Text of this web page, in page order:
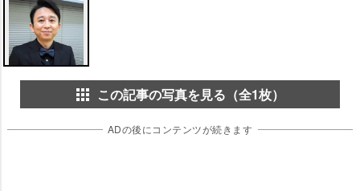
この記事の写真を見る（全1枚）
ADの後にコンテンツが続きます